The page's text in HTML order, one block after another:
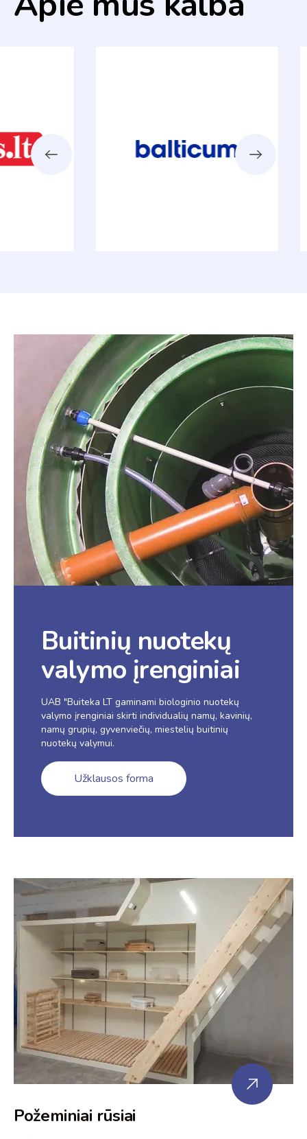
Buitinių nuotekų
valymo įrenginiai
UAB "Buiteka LT gaminami biologinio nuotekų
valymo įrenginiai skirti individualių namų, kavinių,
namų grupių, gyvenviečių, miestelių buitinių
nuotekų valymui.
Užklausos forma
Požeminiai rūsiai